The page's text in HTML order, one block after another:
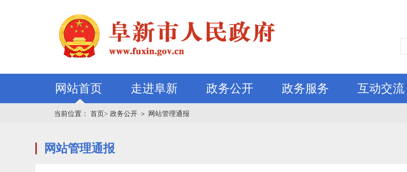
网站首页 走进阜新 政务公开 政务服务 互动交流
当前位置： 首页> 政务公开 ＞ 网站管理通报
网站管理通报